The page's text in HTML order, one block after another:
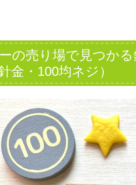
の売り場で見つか
金・100均ネジ）